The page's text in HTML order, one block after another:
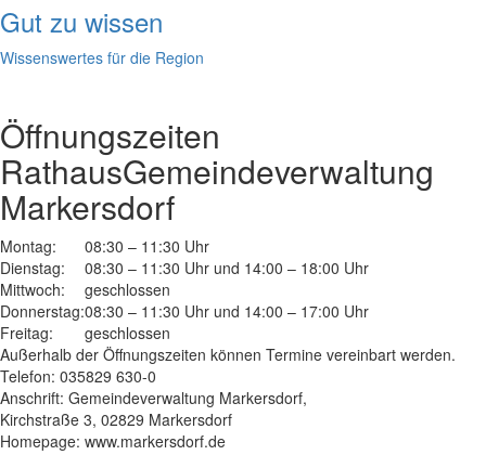
Gut zu wissen
Wissenswertes für die Region
Öffnungszeiten
RathausGemeindeverwaltung
Markersdorf
Montag:
08:30 – 11:30 Uhr
Dienstag:
08:30 – 11:30 Uhr und 14:00 – 18:00 Uhr
Mittwoch:
geschlossen
Donnerstag:08:30 – 11:30 Uhr und 14:00 – 17:00 Uhr
Freitag:
geschlossen
Außerhalb der Öffnungszeiten können Termine vereinbart werden.
Telefon: 035829 630-0
Anschrift: Gemeindeverwaltung Markersdorf,
Kirchstraße 3, 02829 Markersdorf
Homepage: www.markersdorf.de